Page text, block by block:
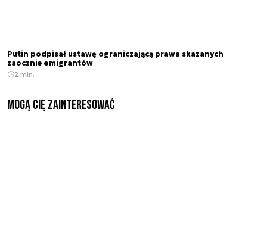
Putin podpisał ustawę ograniczającą prawa skazanych
zaocznie emigrantów
2 min.
Mogą Cię zainteresować